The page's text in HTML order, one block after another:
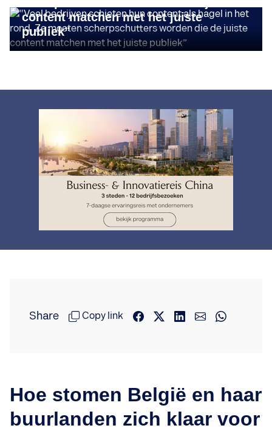
content matchen met het juiste
publiek”
Share Copy link
Hoe stomen België en haar
buurlanden zich klaar voor